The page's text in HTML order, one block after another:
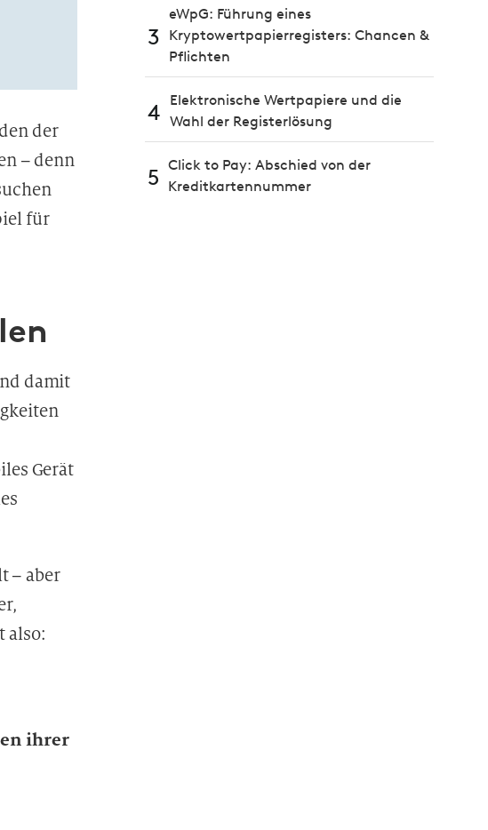
der
– denn
für
damit
Gerät
– aber
also:
ihrer
3
eWpG: Führung eines
Kryptowertpapierregisters: Chancen &
Pflichten
4
Elektronische Wertpapiere und die
Wahl der Registerlösung
5 Click to Pay: Abschied von der
Kreditkartennummer